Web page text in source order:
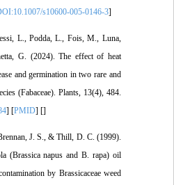
[DOI:10.1007/s10600-005-0146-3
Dessi, L., Podda, L., Fois, M., Luna,
G. (2024). The effect of heat
and germination in two rare and
(Fabaceae). Plants, 13(4), 484.
] [PMID] [
Brennan, J. S., & Thill, D. C. (1999).
(Brassica napus and B. rapa) oil
contamination by Brassicaceae weed